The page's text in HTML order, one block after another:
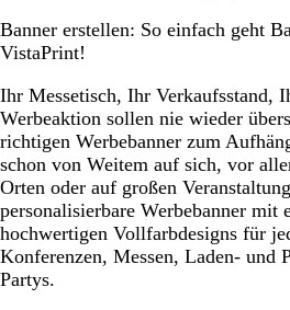
Banner erstellen: So einfach geht
VistaPrint!
Ihr Messetisch, Ihr Verkaufsstand,
Werbeaktion sollen nie wieder
richtigen Werbebanner zum
schon von Weitem auf sich, vor
Orten oder auf großen
personalisierbare Werbebanner mit
hochwertigen Vollfarbdesigns für
Konferenzen, Messen, Laden- und
Partys.